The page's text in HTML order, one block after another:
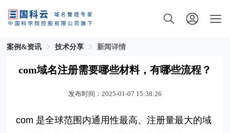
案例&资讯 技术分享 新闻详情
com域名注册需要哪些材料，有哪些流程？
发布时间：2025-01-07 15:38:26
com 是全球范围内通用性最高、注册量最大的域